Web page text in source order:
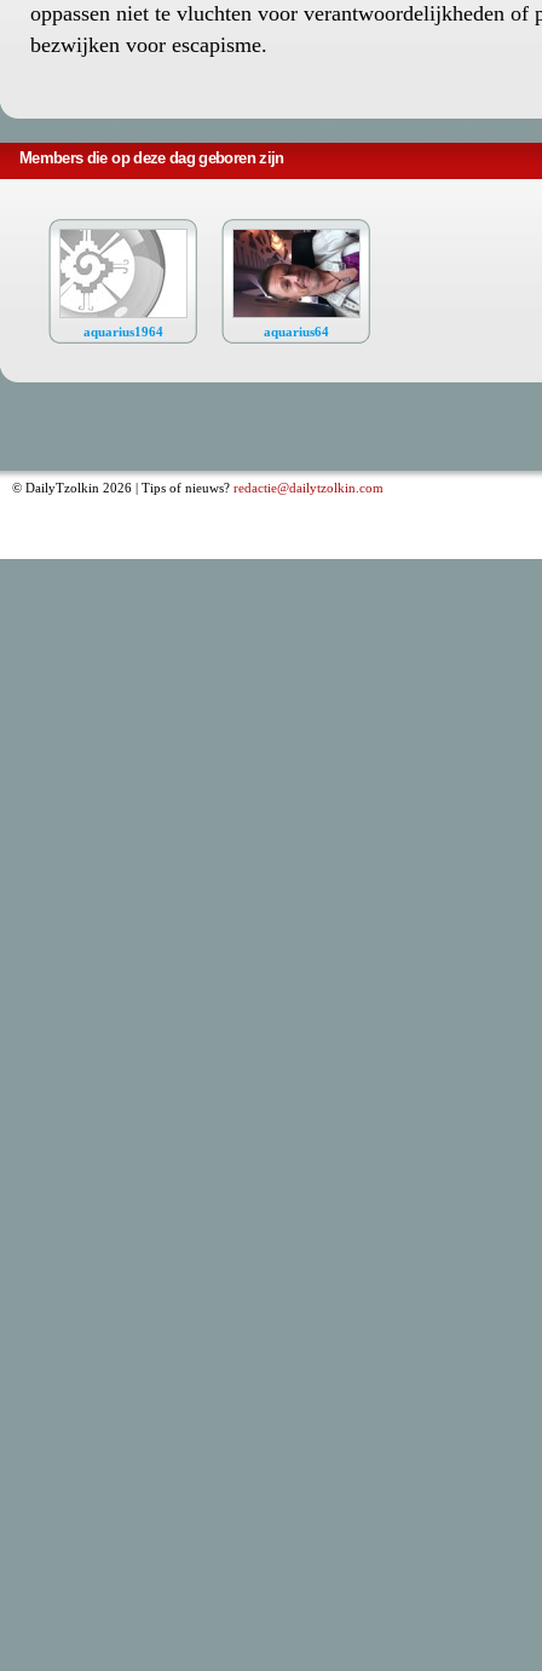
oppassen niet te vluchten voor verantwoordelijkheden of
bezwijken voor escapisme.
Members die op deze dag geboren zijn
aquarius1964 aquarius64
© DailyTzolkin 2026 | Tips of nieuws? redactie@dailytzolkin.com